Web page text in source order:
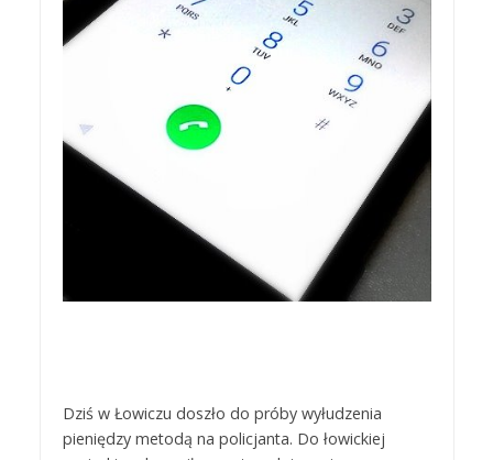
Dziś w Łowiczu doszło do próby wyłudzenia
pieniędzy metodą na policjanta. Do łowickiej